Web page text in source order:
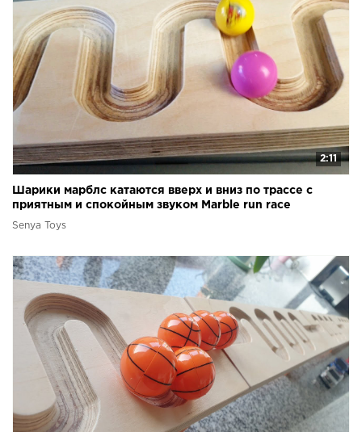
2:11
Шарики марблс катаются вверх и вниз по трассе с
приятным и спокойным звуком Marble run race
Senya Toys